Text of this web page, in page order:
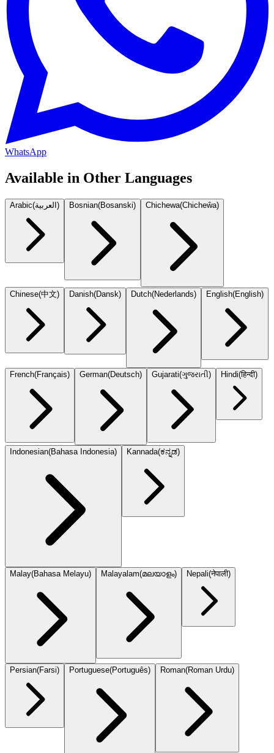
WhatsApp
Available in Other Languages
Arabic(العربية) Bosnian(Bosanski) Chichewa(Chicheŵa)
Chinese(中文) Danish(Dansk) Dutch(Nederlands) English(English)
French(Français) German(Deutsch) Gujarati(ગુજરાતી) Hindi(हिन्दी)
Indonesian(Bahasa Indonesia) Kannada(ಕನ್ನಡ)
Malay(Bahasa Melayu) Malayalam(മലയാളം) Nepali(नेपाली)
Persian(Farsi) Portuguese(Português) Roman(Roman Urdu)